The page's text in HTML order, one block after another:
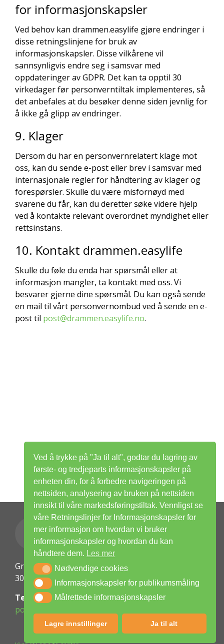
for informasjonskapsler
Ved behov kan drammen.easylife gjøre endringer i
disse retningslinjene for bruk av
informasjonskapsler. Disse vilkårene vil
sannsynligvis endre seg i samsvar med
oppdateringer av GDPR. Det kan ta opptil 30
virkedager før personverntiltak implementeres, så
det anbefales at du besøker denne siden jevnlig for
å ikke gå glipp av endringer.
9. Klager
Dersom du har en personvernrelatert klage mot
oss, kan du sende e-post eller brev i samsvar med
internasjonale regler for håndtering av klager og
forespørsler. Skulle du være misfornøyd med
svarene du får, kan du deretter søke videre hjelp
ved å kontakte relevant overordnet myndighet eller
rettsinstans.
10. Kontakt drammen.easylife
Skulle du føle du enda har spørsmål eller at
informasjon mangler, ta kontakt med oss. Vi
besvarer gjerne dine spørsmål. Du kan også sende
en mail til vårt personvernombud ved å sende en e-
post til post@drammen.easylife.no.
Griffenfeldts gate 7
3045 DRAMMEN
Telefon:
32 69 90 09
post@drammen.easylife.no
Ved å trykke på "Ja til alt", godtar du lagring av
første- og tredjeparts informasjonskapsler på
enheten din, for å forbedre navigeringen på
nettsiden, analysering av bruken på nettsiden
innsikt til våre markedsføringstiltak. Vennligst se
våre Retningslinjer for Informasjonskapsler for
mer informasjon om hvordan vi bruker
informasjonskapsler og hvordan du kan
håndtere dem. Les mer
Nødvendige cookies
Nødvendige cookies
Informasjonskapsler for publikumsmåling
Informasjonskapsler for publikumsmåling
Målrettede informasjonskapsler
Målrettede informasjonskapsler
Lagre innstillinger Ja til alt